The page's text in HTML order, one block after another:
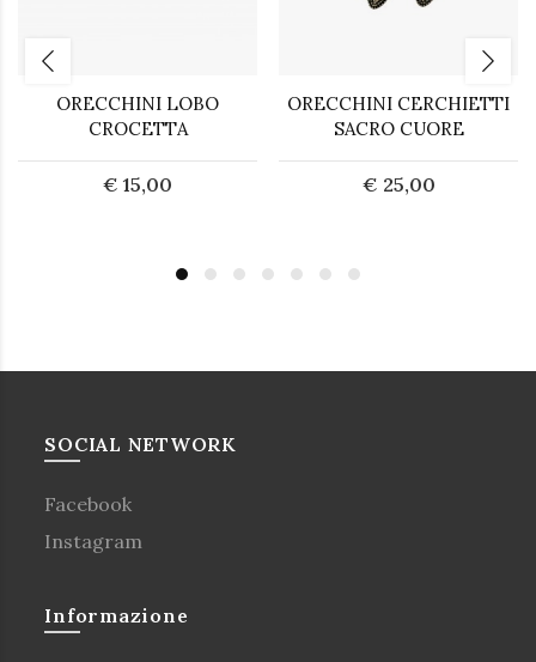
ORECCHINI LOBO
CROCETTA
€ 15,00
ORECCHINI CERCHIETTI
SACRO CUORE
€ 25,00
SOCIAL NETWORK
Facebook
Instagram
Informazione